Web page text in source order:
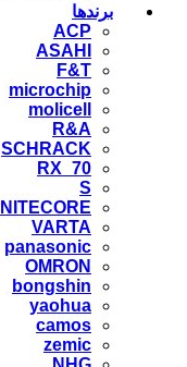
برندها
ACP
ASAHI
F&T
microchip
molicell
R&A
SCHRACK
RX_70
S
NITECORE
VARTA
panasonic
OMRON
bongshin
yaohua
camos
zemic